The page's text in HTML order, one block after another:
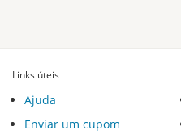
Links úteis
Ajuda
Enviar um cupom